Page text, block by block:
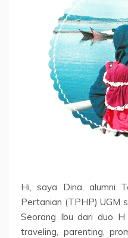
Hi, saya Dina, alumni
Pertanian (TPHP) UGM
Seorang Ibu dari duo
traveling, parenting,